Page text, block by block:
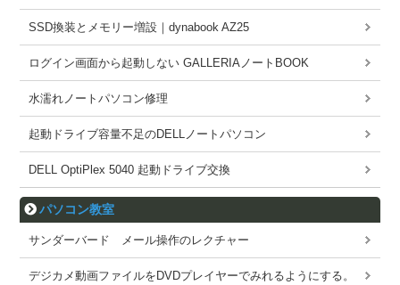
SSD換装とメモリー増設｜dynabook AZ25
ログイン画面から起動しない GALLERIAノートBOOK
水濡れノートパソコン修理
起動ドライブ容量不足のDELLノートパソコン
DELL OptiPlex 5040 起動ドライブ交換
パソコン教室
サンダーバード メール操作のレクチャー
デジカメ動画ファイルをDVDプレイヤーでみれるようにする。